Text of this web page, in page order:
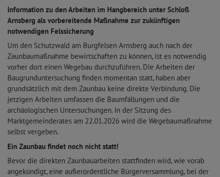
Information zu den Arbeiten im Hangbereich unter Schloß
Arnsberg als vorbereitende Maßnahme zur zukünftigen
notwendigen Felssicherung
Um den Schutzwald am Burgfelsen Arnsberg auch nach der
Zaunbaumaßnahme bewirtschaften zu können, ist es notwendig
vorher dort einen Wegebau durchzuführen. Die Arbeiten der
Baugrunduntersuchung finden momentan statt, haben aber
grundsätzlich mit dem Zaunbau keine direkte Verbindung. Die
jetzigen Arbeiten umfassen die Baumfällungen und die
archäologischen Untersuchungen. In der Sitzung des
Marktgemeinderates am 22.01.2026 wird die Wegebaumaßnahme
selbst vergeben.
Ein Zaunbau findet noch nicht statt!
Bevor die direkten Zaunbauarbeiten stattfinden wird, wie vorab
angekündigt, eine außerordentliche Bürgerversammlung, bei der